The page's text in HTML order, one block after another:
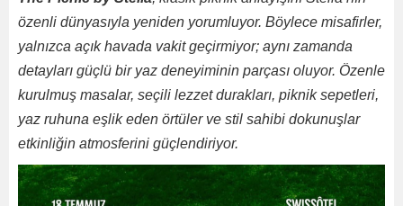
özenli dünyasıyla yeniden yorumluyor. Böylece misafirler,
yalnızca açık havada vakit geçirmiyor; aynı zamanda
detayları güçlü bir yaz deneyiminin parçası oluyor. Özenle
kurulmuş masalar, seçili lezzet durakları, piknik sepetleri,
yaz ruhuna eşlik eden örtüler ve stil sahibi dokunuşlar
etkinliğin atmosferini güçlendiriyor.